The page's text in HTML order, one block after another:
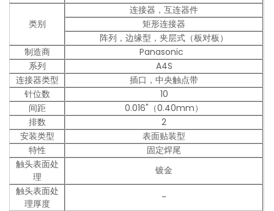
类别
连接器，互连器件
矩形连接器
阵列，边缘型，夹层式（板对板）
制造商
Panasonic
系列
A4S
连接器类型
插口，中央触点带
针位数
10
间距
0.016"（0.40mm）
排数
2
安装类型
表面贴装型
特性
固定焊尾
触头表面处
理
镀金
触头表面处
理厚度
-